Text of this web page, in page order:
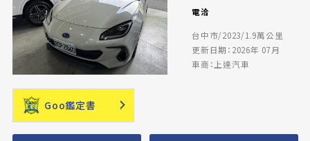
電洽
台中市/2023/1.9萬公里
更新日期：2026年 07月
車商：上達汽車
Goo鑑定書